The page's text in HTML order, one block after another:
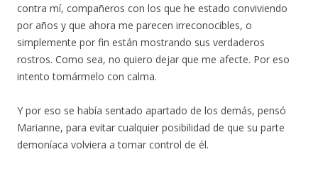
contra mí, compañeros con los que he estado conviviendo
por años y que ahora me parecen irreconocibles, o
simplemente por fin están mostrando sus verdaderos
rostros. Como sea, no quiero dejar que me afecte. Por eso
intento tomármelo con calma.
Y por eso se había sentado apartado de los demás, pensó
Marianne, para evitar cualquier posibilidad de que su parte
demoníaca volviera a tomar control de él.